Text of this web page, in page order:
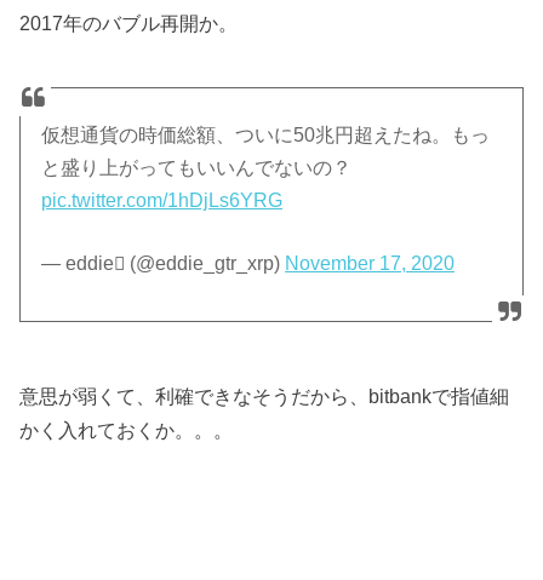
2017年のバブル再開か。
仮想通貨の時価総額、ついに50兆円超えたね。もっ
と盛り上がってもいいんでないの？
pic.twitter.com/1hDjLs6YRG
— eddie (@eddie_gtr_xrp) November 17, 2020
意思が弱くて、利確できなそうだから、bitbankで指値細
かく入れておくか。。。